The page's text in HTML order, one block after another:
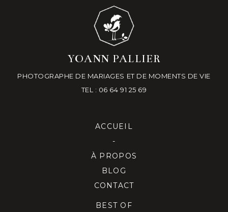
YOANN PALLIER
PHOTOGRAPHE DE MARIAGES ET DE MOMENTS DE VIE
TEL : 06 64 91 25 69
ACCUEIL
-
À PROPOS
BLOG
CONTACT
BEST OF